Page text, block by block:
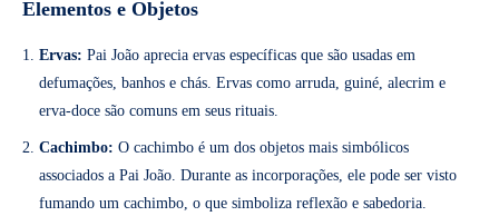
Elementos e Objetos
Ervas: Pai João aprecia ervas específicas que são usadas em
defumações, banhos e chás. Ervas como arruda, guiné, alecrim e
erva-doce são comuns em seus rituais.
Cachimbo: O cachimbo é um dos objetos mais simbólicos
associados a Pai João. Durante as incorporações, ele pode ser visto
fumando um cachimbo, o que simboliza reflexão e sabedoria.